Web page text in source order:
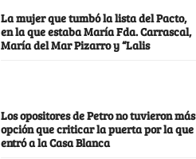
La mujer que tumbó la lista del Pacto,
en la que estaba María Fda. Carrascal,
María del Mar Pizarro y “Lalis
Los opositores de Petro no tuvieron más
opción que criticar la puerta por la que
entró a la Casa Blanca